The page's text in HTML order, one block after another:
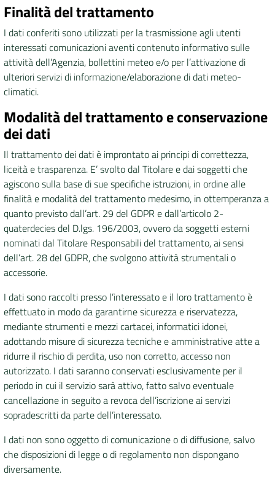
Finalità del trattamento
I dati conferiti sono utilizzati per la trasmissione agli utenti
interessati comunicazioni aventi contenuto informativo sulle
attività dell’Agenzia, bollettini meteo e/o per l’attivazione di
ulteriori servizi di informazione/elaborazione di dati meteo-
climatici.
Modalità del trattamento e conservazione
dei dati
Il trattamento dei dati è improntato ai principi di correttezza,
liceità e trasparenza. E’ svolto dal Titolare e dai soggetti che
agiscono sulla base di sue specifiche istruzioni, in ordine alle
finalità e modalità del trattamento medesimo, in ottemperanza a
quanto previsto dall’art. 29 del GDPR e dall’articolo 2-
quaterdecies del D.lgs. 196/2003, ovvero da soggetti esterni
nominati dal Titolare Responsabili del trattamento, ai sensi
dell’art. 28 del GDPR, che svolgono attività strumentali o
accessorie.
I dati sono raccolti presso l’interessato e il loro trattamento è
effettuato in modo da garantirne sicurezza e riservatezza,
mediante strumenti e mezzi cartacei, informatici idonei,
adottando misure di sicurezza tecniche e amministrative atte a
ridurre il rischio di perdita, uso non corretto, accesso non
autorizzato. I dati saranno conservati esclusivamente per il
periodo in cui il servizio sarà attivo, fatto salvo eventuale
cancellazione in seguito a revoca dell’iscrizione ai servizi
sopradescritti da parte dell’interessato.
I dati non sono oggetto di comunicazione o di diffusione, salvo
che disposizioni di legge o di regolamento non dispongano
diversamente.